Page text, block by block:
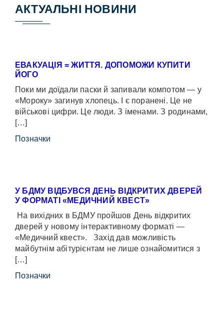
АКТУАЛЬНІ НОВИНИ
ЕВАКУАЦІЯ = ЖИТТЯ. ДОПОМОЖИ КУПИТИ
ЙОГО
Поки ми доїдали паски й запивали компотом — у
«Мороку» загинув хлопець. І є поранені. Це не
військові цифри. Це люди. З іменами. З родинами,
[…]
Позначки
У БДМУ ВІДБУВСЯ ДЕНЬ ВІДКРИТИХ ДВЕРЕЙ
У ФОРМАТІ «МЕДИЧНИЙ КВЕСТ»
На вихідних в БДМУ пройшов День відкритих
дверей у новому інтерактивному форматі —
«Медичний квест». Захід дав можливість
майбутнім абітурієнтам не лише ознайомитися з
[…]
Позначки